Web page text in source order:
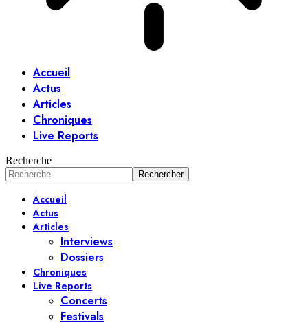
Accueil
Actus
Articles
Chroniques
Live Reports
Recherche
Accueil
Actus
Articles
Interviews
Dossiers
Chroniques
Live Reports
Concerts
Festivals